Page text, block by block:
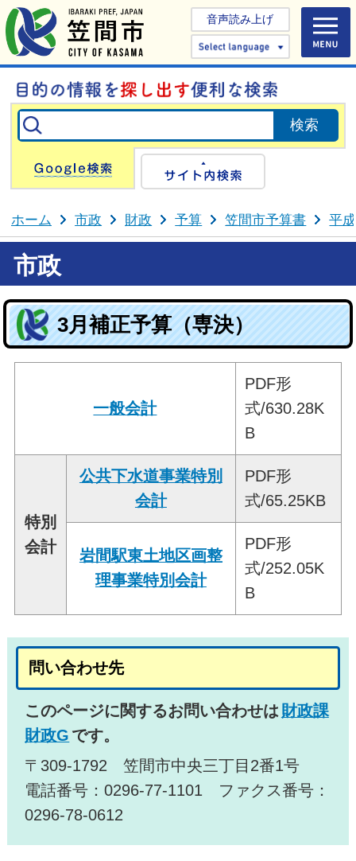
音声読み上げ
Select
Google検索
ホーム 市政 財政 予算 笠間市予算書 平
市政
3月補正予算（専決）
一般会計
PDF形
式/630.28K
B
特別
会計
公共下水道事業特別
会計
PDF形
式/65.25KB
岩間駅東土地区画整
理事業特別会計
PDF形
式/252.05K
B
問い合わせ先
このページに関するお問い合わせは 財政課
財政G です。
〒309-1792 笠間市中央三丁目2番1号
電話番号：0296-77-1101 ファクス番号：
0296-78-0612